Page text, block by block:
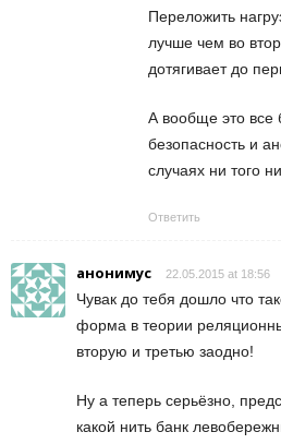
Переложить
лучше чем во
дотягивает до
А вообще это все
безопасность и
случаях ни того
Ответить
анонимус 22.05.2015 at 18:56
Чувак до тебя дошло что
форма в теории
вторую и третью заодно!
Ну а теперь серьёзно,
какой нить банк